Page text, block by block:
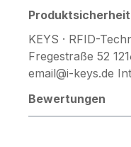
Produktsicherheit
KEYS · RFID-
Fregestraße 52
email@i-keys.de
Bewertungen